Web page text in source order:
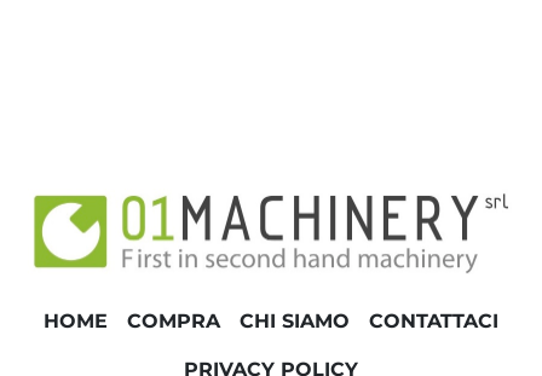
HOME COMPRA CHI SIAMO CONTATTACI
PRIVACY POLICY